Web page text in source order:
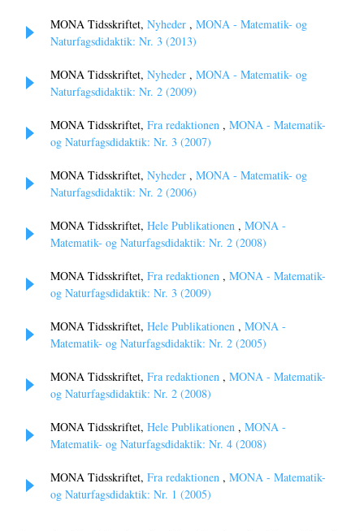
MONA Tidsskriftet, Nyheder , MONA - Matematik- og
Naturfagsdidaktik: Nr. 3 (2013)
MONA Tidsskriftet, Nyheder , MONA - Matematik- og
Naturfagsdidaktik: Nr. 2 (2009)
MONA Tidsskriftet, Fra redaktionen , MONA - Matematik-
og Naturfagsdidaktik: Nr. 3 (2007)
MONA Tidsskriftet, Nyheder , MONA - Matematik- og
Naturfagsdidaktik: Nr. 2 (2006)
MONA Tidsskriftet, Hele Publikationen , MONA -
Matematik- og Naturfagsdidaktik: Nr. 2 (2008)
MONA Tidsskriftet, Fra redaktionen , MONA - Matematik-
og Naturfagsdidaktik: Nr. 3 (2009)
MONA Tidsskriftet, Hele Publikationen , MONA -
Matematik- og Naturfagsdidaktik: Nr. 2 (2005)
MONA Tidsskriftet, Fra redaktionen , MONA - Matematik-
og Naturfagsdidaktik: Nr. 2 (2008)
MONA Tidsskriftet, Hele Publikationen , MONA -
Matematik- og Naturfagsdidaktik: Nr. 4 (2008)
MONA Tidsskriftet, Fra redaktionen , MONA - Matematik-
og Naturfagsdidaktik: Nr. 1 (2005)